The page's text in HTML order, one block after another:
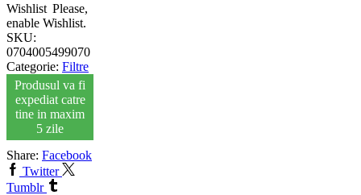
Wishlist Please,
enable Wishlist.
SKU:
0704005499070
Categorie: Filtre
Produsul va fi
expediat catre
tine in maxim
5 zile
Share: Facebook
Twitter
Tumblr